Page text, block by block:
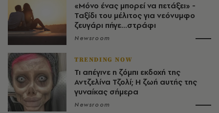
«Μόνο ένας μπορεί να πετάξει» -
Ταξίδι του μέλιτος για νεόνυμφο
ζευγάρι πήγε...στράφι
Newsroom
TRENDING NOW
Τι απέγινε η ζόμπι εκδοχή της
Αντζελίνα Τζολί; Η ζωή αυτής της
γυναίκας σήμερα
Newsroom